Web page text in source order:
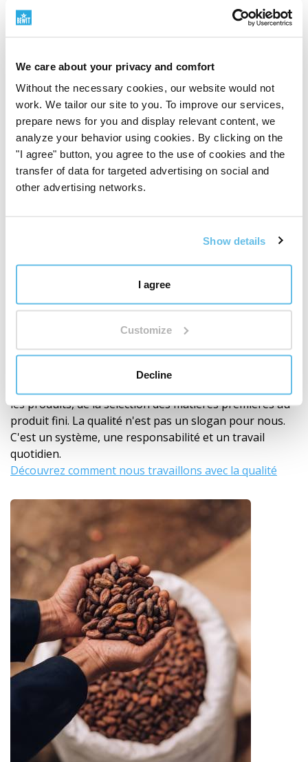
We care about your privacy and comfort
Without the necessary cookies, our website would not
work. We tailor our site to you. To improve our services,
prepare news for you and display relevant content, we
analyze your behavior using cookies. By clicking on the
"I agree" button, you agree to the use of cookies and the
transfer of data for targeted advertising on social and
other advertising networks.
Show details
I agree
Customize
Decline
Développement interne et laboratoires
Nous contrôlons la qualité nous-mêmes
étiquette. Nous sommes un fabricant avec notre
propre développement, production, laboratoires,
les produits, de la sélection des matières premières au
produit fini. La qualité n'est pas un slogan pour nous.
C'est un système, une responsabilité et un travail
quotidien.
Découvrez comment nous travaillons avec la qualité